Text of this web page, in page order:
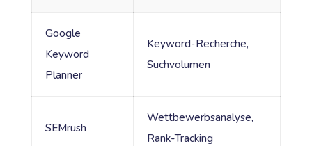
Google
Keyword
Planner
Keyword-Recherche,
Suchvolumen
SEMrush
Wettbewerbsanalyse,
Rank-Tracking